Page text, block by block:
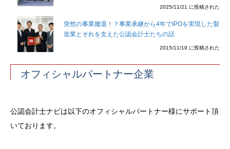
2025/11/21 に投稿された
突然の事業撤退！？事業承継から4年でIPOを実現した製
造業とそれを支えた公認会計士たちの話
2015/11/19 に投稿された
オフィシャルパートナー企業
公認会計士ナビは以下のオフィシャルパートナー様にサポート頂
いております。